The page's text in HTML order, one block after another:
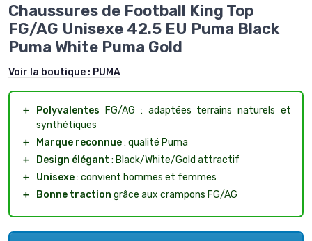
Chaussures de Football King Top
FG/AG Unisexe 42.5 EU Puma Black
Puma White Puma Gold
Voir la boutique : PUMA
＋ Polyvalentes FG/AG : adaptées terrains naturels et
synthétiques
＋
Marque reconnue: qualité Puma
＋
Design élégant : Black/White/Gold attractif
＋
Unisexe: convient hommes et femmes
＋
Bonne traction grâce aux crampons FG/AG